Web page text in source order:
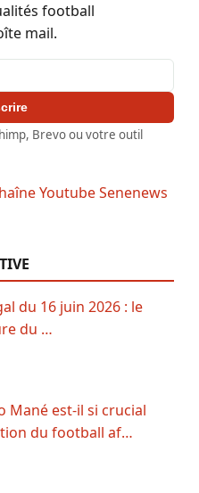
football
mail.
Brevo ou votre outil
du 16 juin 2026 : le
du …
Mané est-il si crucial
du football af…